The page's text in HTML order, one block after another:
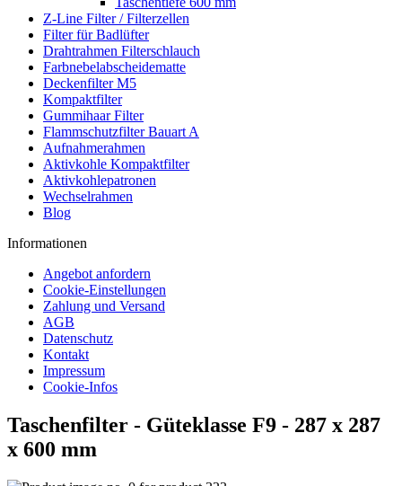
Z-Line Filter / Filterzellen
Filter für Badlüfter
Drahtrahmen Filterschlauch
Farbnebelabscheidematte
Deckenfilter M5
Kompaktfilter
Gummihaar Filter
Flammschutzfilter Bauart A
Aufnahmerahmen
Aktivkohle Kompaktfilter
Aktivkohlepatronen
Wechselrahmen
Blog
Informationen
Angebot anfordern
Cookie-Einstellungen
Zahlung und Versand
AGB
Datenschutz
Kontakt
Impressum
Cookie-Infos
Taschenfilter - Güteklasse F9 - 287 x 287
x 600 mm